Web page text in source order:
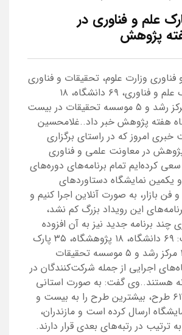
۳۵ پارک علم و فناوری در
پژوهش
وزارت علوم، تحقیقات و فناوری
از حضور ۳۵ پارک علم و فناوری، ۶۹ دانشگاه، ۱۸
پژوهشگاه، ۱۵ مرکز رشد و ۵ موسسه تحقیقات در بیست
هفته پژوهش خبر داد..غلامحسین
امروز که در راستای برگزاری
در معاونت علمی و فناوری
کرده‌ایم تمام برنامه‌های دوره‌های
یکمین نمایشگاه دستاوردهای
بازار، به صورت آنلاین اجرا کنیم و
این رویداد بزرگ کم نشد،
چند برنامه جدید نیز به آن افزوده
شد..رحیمی گفت: ۶۹ دانشگاه، ۱۸ پژوهشگاه، ۳۵ پارک
علم و فناوری، ۱۵ مرکز رشد و ۵ موسسه تحقیقات
اجرایی از جمله شرکت‌کنندگان در
هستند..وی گفت: به صورت استانی
استان تهران با ۶۱۲ طرح، بیشترین طرح را به بیست و
ارسال کرده است و مازندران،
ترتیب در رتبه‌های بعدی قرار دارند.